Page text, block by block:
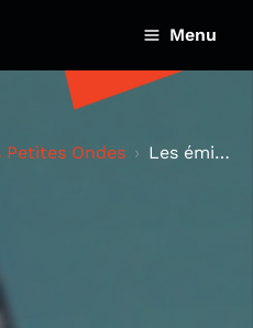
Menu
Petites Ondes Les émissions de la classe de la 3ème Pasteur du c...